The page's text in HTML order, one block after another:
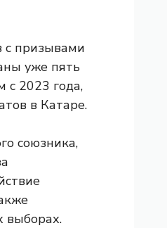
с призывами
уже пять
с 2023 года,
в Катаре.
союзника,
выборах.